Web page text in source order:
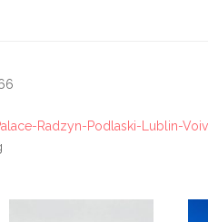
Radzyn-Podlaski-Lublin-